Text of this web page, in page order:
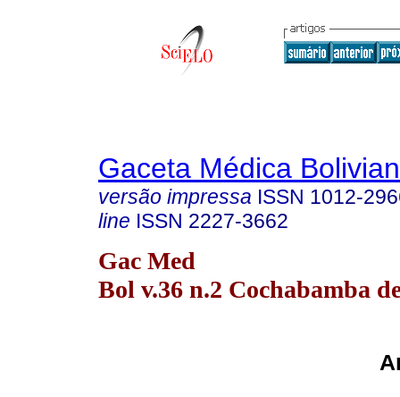
Gaceta Médica
versão impressa ISSN 1012-
line ISSN 2227-3662
Gac Med
Bol v.36 n.2 Cochabamba